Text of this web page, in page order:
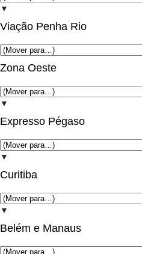
▼
Viação Penha Rio
Zona Oeste
▼
Expresso Pégaso
▼
Curitiba
▼
Belém e Manaus